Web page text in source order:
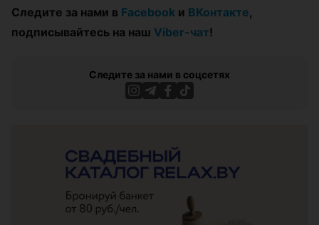
Следите за нами в Facebook и ВКонтакте,
подписывайтесь на наш Viber-чат!
Следите за нами в соцсетях